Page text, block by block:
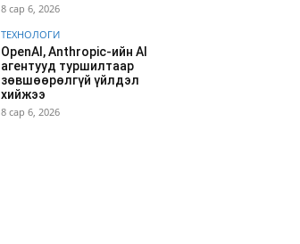
8 сар 6, 2026
ТЕХНОЛОГИ
OpenAI, Anthropic-ийн AI
агентууд туршилтаар
зөвшөөрөлгүй үйлдэл
хийжээ
8 сар 6, 2026